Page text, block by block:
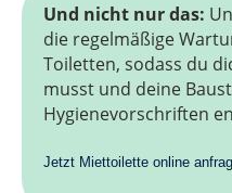
Und nicht nur das:
die regelmäßige
Toiletten, sodass du
musst und deine
Hygienevorschriften
Jetzt Miettoilette online